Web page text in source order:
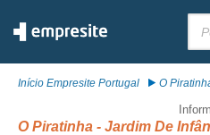
Início Empresite Portugal O
O Piratinha - Jardim De